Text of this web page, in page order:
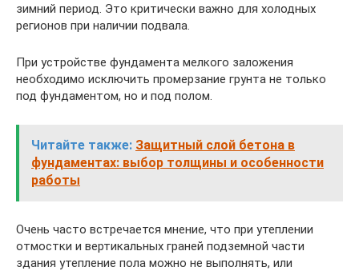
зимний период. Это критически важно для холодных
регионов при наличии подвала.
При устройстве фундамента мелкого заложения
необходимо исключить промерзание грунта не только
под фундаментом, но и под полом.
Читайте также: Защитный слой бетона в
фундаментах: выбор толщины и особенности
работы
Очень часто встречается мнение, что при утеплении
отмостки и вертикальных граней подземной части
здания утепление пола можно не выполнять, или